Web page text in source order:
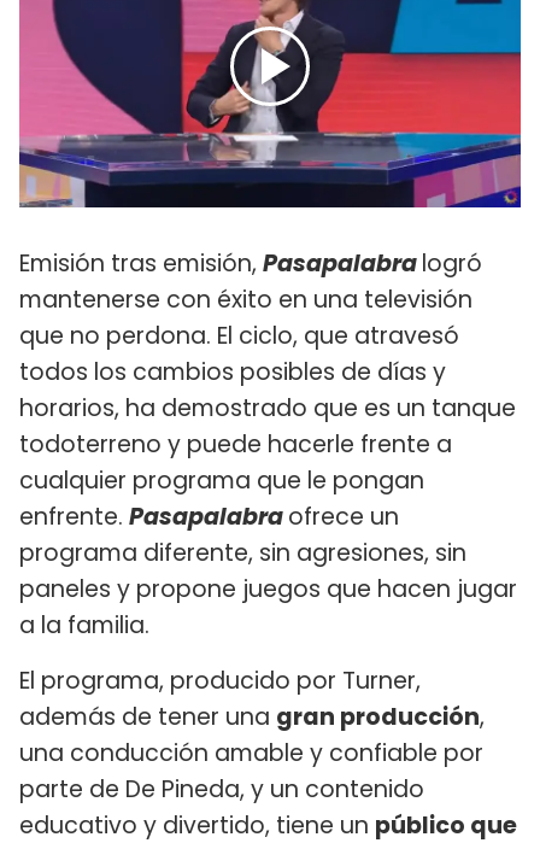
Emisión tras emisión, Pasapalabralogró
mantenerse con éxito en una televisión
que no perdona. El ciclo, que atravesó
todos los cambios posibles de días y
horarios, ha demostrado que es un tanque
todoterreno y puede hacerle frente a
cualquier programa que le pongan
enfrente. Pasapalabraofrece un
programa diferente, sin agresiones, sin
paneles y propone juegos que hacen jugar
a la familia.
El programa, producido por Turner,
además de tener una gran producción,
una conducción amable y confiable por
parte de De Pineda, y un contenido
educativo y divertido, tiene un público que